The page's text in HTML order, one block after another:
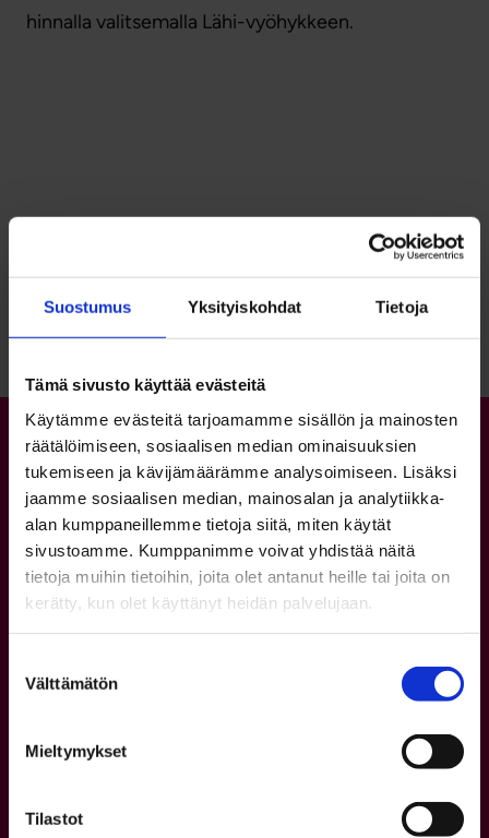
Suostumus Yksityiskohdat Tietoja
Tämä sivusto käyttää evästeitä
Käytämme evästeitä tarjoamamme sisällön ja mainosten
räätälöimiseen, sosiaalisen median ominaisuuksien
tukemiseen ja kävijämäärämme analysoimiseen. Lisäksi
jaamme sosiaalisen median, mainosalan ja analytiikka-
alan kumppaneillemme tietoja siitä, miten käytät
sivustoamme. Kumppanimme voivat yhdistää näitä
tietoja muihin tietoihin, joita olet antanut heille tai joita on
kerätty, kun olet käyttänyt heidän palvelujaan.
valinta
Välttämätön
Mieltymykset
Tilastot
hinnalla valitsemalla Lähi-vyöhykkeen.
Palaa sivun alkuun
Yhteystiedot
Asiakaspalvelu
Lipunmyyntipisteet